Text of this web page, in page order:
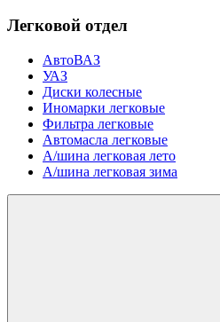
Легковой отдел
АвтоВАЗ
УАЗ
Диски колесные
Иномарки легковые
Фильтра легковые
Автомасла легковые
А/шина легковая лето
А/шина легковая зима